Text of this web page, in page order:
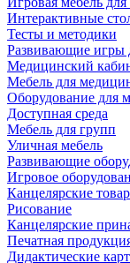
Интерактивные
Тесты и методики
Развивающие игры
Медицинский
Мебель для
Оборудование для
Доступная среда
Мебель для групп
Уличная мебель
Развивающие
Игровое
Канцелярские
Рисование
Канцелярские
Печатная
Дидактические